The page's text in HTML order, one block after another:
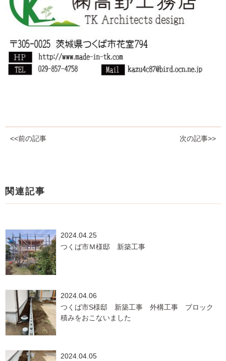
<<前の記事 次の記事>>
関連記事
2024.04.25
つくば市Ｍ様邸 新築工事
2024.04.06
つくば市S様邸 新築工事 外構工事 ブロック
積みをおこないました
2024.04.05